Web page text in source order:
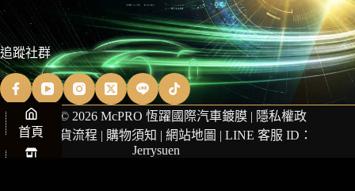
追蹤社群
Copyright © 2026 McPRO 恆躍國際汽車鍍膜 | 隱私權政
策
|商品退貨流程 | 購物須知 |網站地圖 | LINE 客服 ID：
Jerrysuen
首頁